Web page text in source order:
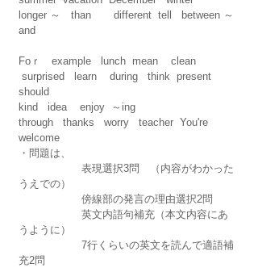
longer ～　than       different  tell   between ～
and
Foｒ　example   lunch  mean    clean
should
kind   idea    enjoy  ～ing
through   thanks   worry   teacher  You're
welcome
・問題は、
表現選択3問　（内容がわかった
うえでの）
傍線部の発言の理由選択2問
英文内語句補充（本文内容にあ
うように）
7行くらいの英文を読んで適語補
充2問